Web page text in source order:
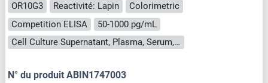
OR10G3 Reactivité: Lapin
Colorimetric
Competition ELISA
50-1000 pg/mL
Cell Culture Supernatant, Plasma, Serum, Tissue Homogenate
N° du produit ABIN1747003